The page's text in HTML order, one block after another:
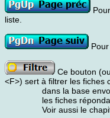
liste.
Ce bouton
<F>) sert à filtrer les fiches
dans la base
les fiches
Voir aussi le